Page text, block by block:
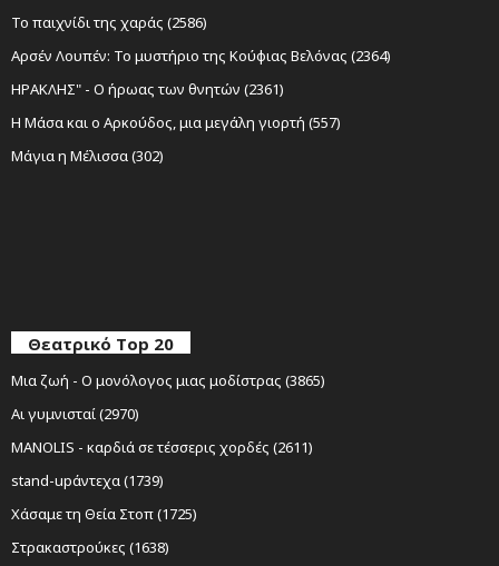
Το παιχνίδι της χαράς (2586)
Αρσέν Λουπέν: Το μυστήριο της Κούφιας Βελόνας (2364)
ΗΡΑΚΛΗΣ" - Ο ήρωας των θνητών (2361)
Η Μάσα και ο Αρκούδος, μια μεγάλη γιορτή (557)
Μάγια η Μέλισσα (302)
Θεατρικό Top 20
Μια ζωή - Ο μονόλογος μιας μοδίστρας (3865)
Αι γυμνισταί (2970)
MANOLIS - καρδιά σε τέσσερις χορδές (2611)
stand-upάντεχα (1739)
Χάσαμε τη Θεία Στοπ (1725)
Στρακαστρούκες (1638)